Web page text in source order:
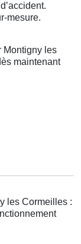
mesure.
Montigny les
maintenant
les Cormeilles :